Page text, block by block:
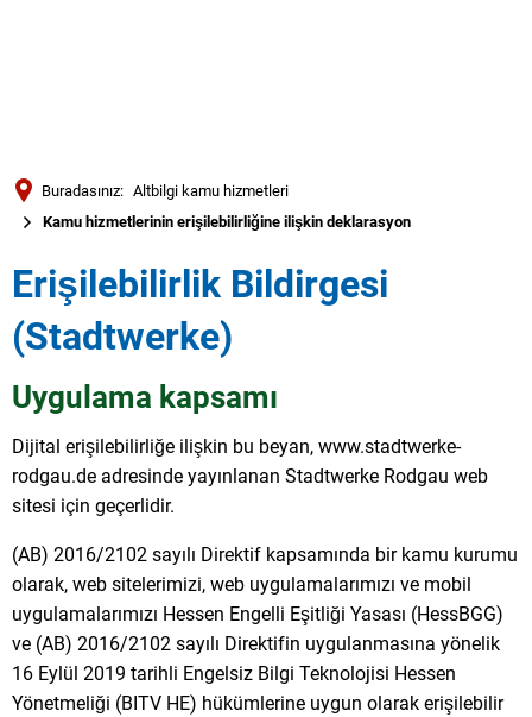
Português
Buradasınız: Altbilgi kamu hizmetleri
Kamu hizmetlerinin erişilebilirliğine ilişkin deklarasyon
Erişilebilirlik Bildirgesi
(Stadtwerke)
Uygulama kapsamı
Dijital erişilebilirliğe ilişkin bu beyan, www.stadtwerke-
rodgau.de adresinde yayınlanan Stadtwerke Rodgau web
sitesi için geçerlidir.
(AB) 2016/2102 sayılı Direktif kapsamında bir kamu kurumu
olarak, web sitelerimizi, web uygulamalarımızı ve mobil
uygulamalarımızı Hessen Engelli Eşitliği Yasası (HessBGG)
ve (AB) 2016/2102 sayılı Direktifin uygulanmasına yönelik
16 Eylül 2019 tarihli Engelsiz Bilgi Teknolojisi Hessen
Yönetmeliği (BITV HE) hükümlerine uygun olarak erişilebilir